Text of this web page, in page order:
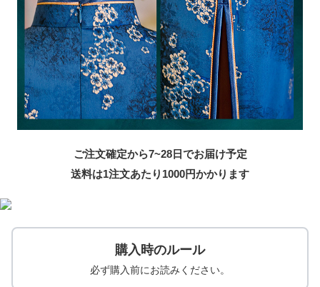
ご注文確定から7~28日でお届け予定
送料は1注文あたり 1000円かかります
購入時のルール
必ず購入前にお読みください。